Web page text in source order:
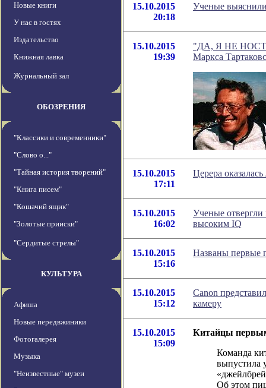
Новые книги
У нас в гостях
Издательство
Книжная лавка
Журнальный зал
ОБОЗРЕНИЯ
"Классики и современники"
"Слово о..."
"Тайная история творений"
"Книга писем"
"Кошачий ящик"
"Золотые прииски"
"Сердитые стрелы"
КУЛЬТУРА
Афиша
Новые передвжиники
Фотогалерея
Музыка
"Неизвестные" музеи
15.10.2015
20:18
Ученые
15.10.2015
19:39
"ДА, Я НЕ
Маркса
15.10.2015
17:11
Церера
15.10.2015
16:02
Ученые
высоким IQ
15.10.2015
15:16
Названы первые
15.10.2015
15:12
Canon
камеру
15.10.2015
15:09
Китайцы
Команда
выпустила
Об этом